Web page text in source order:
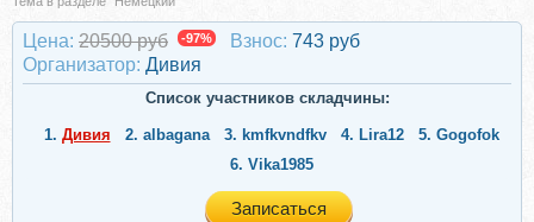
Цена: 20500 руб -97% Взнос: 743 руб
Организатор: Дивия
Список участников складчины:
1. Дивия 2. albagana 3. kmfkvndfkv 4. Lira12 5. Gogofok
6. Vika1985
Записаться